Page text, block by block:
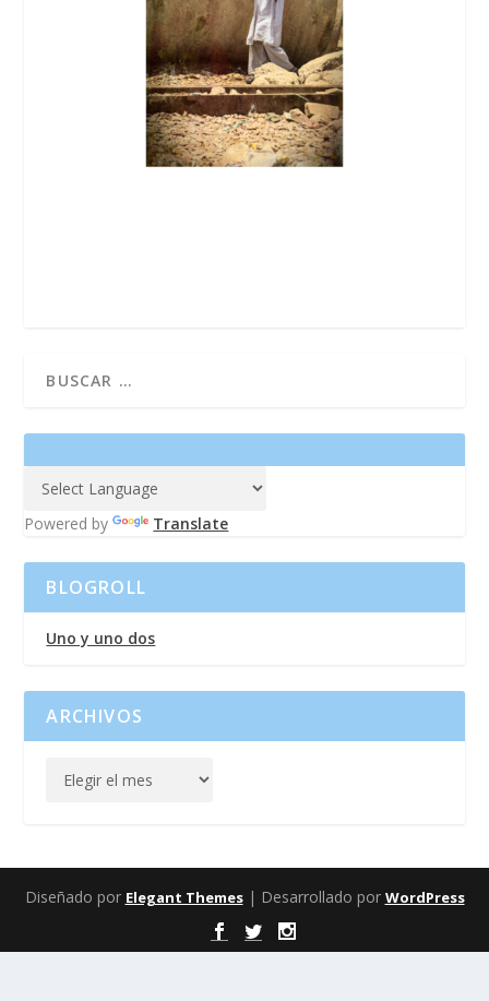
Powered by Translate
BLOGROLL
Uno y uno dos
ARCHIVOS
Diseñado por Elegant Themes| Desarrollado por WordPress